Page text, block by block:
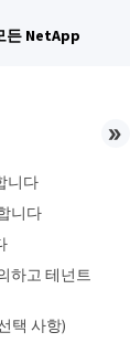
든 NetApp
니다
니다
하고 테넌트
택 사항)